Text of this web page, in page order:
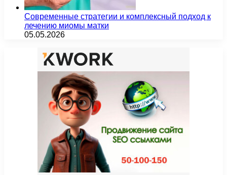
Современные стратегии и комплексный подход к
лечению миомы матки
05.05.2026